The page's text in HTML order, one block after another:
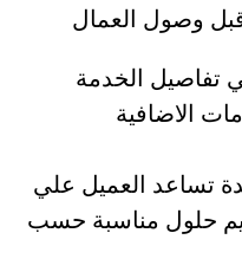
وصول العمال
تفاصيل الخدمة
الاضافية
تساعد العميل علي
حلول مناسبة حسب